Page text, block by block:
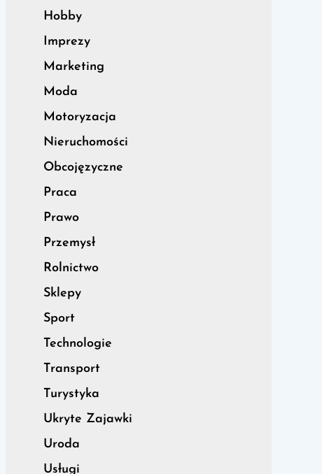
Hobby
Imprezy
Marketing
Moda
Motoryzacja
Nieruchomości
Obcojęzyczne
Praca
Prawo
Przemysł
Rolnictwo
Sklepy
Sport
Technologie
Transport
Turystyka
Ukryte Zajawki
Uroda
Usługi